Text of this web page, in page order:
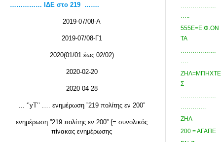
…………… ΙΔΕ στο 219 …….
2019-07/08-Α
2019-07/08-Γ1
2020(01/01 έως 02/02)
2020-02-20
2020-04-28
… ‘’yΤ’’ .… ενημέρωση ”219 πολίτης εν 200”
ενημέρωση ”219 πολίτης εν 200” {= συνολικός
πίνακας ενημέρωσης
………………
…..
555Ε=Ε.Φ.ΟΝ
ΤΑ
………………
….
ΖΗΛ=ΜΠΗΧΤΕ
Σ
………………
………….
ΖΗΛ
200 = ΑΓΑΠΕ